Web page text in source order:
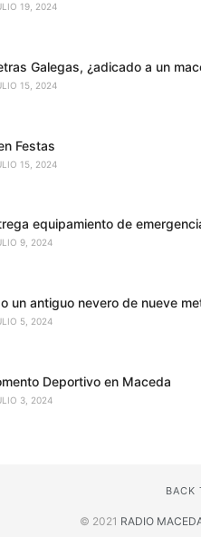
19, 2024
Galegas, ¿adicado a un
15, 2024
Festas
15, 2024
equipamiento de
9, 2024
un antiguo nevero de nueve
5, 2024
Deportivo en Maceda
3, 2024
BACK
© 2021 RADIO